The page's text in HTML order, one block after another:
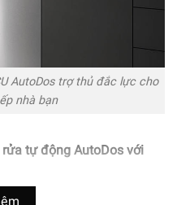
AutoDos trợ thủ đắc lực cho
nhà bạn
tự động AutoDos với
AutoDos được trang bị